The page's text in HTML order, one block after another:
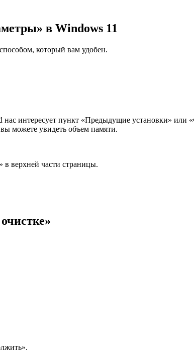
в Windows 11
который вам удобен.
интересует пункт «Предыдущие установки» или
можете увидеть объем памяти.
верхней части страницы.